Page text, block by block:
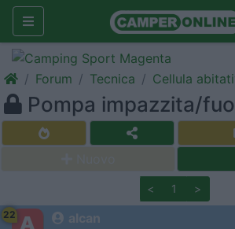
Forum Tecnica Cellula
Pompa impazzita/
< 1 >
22 alcan